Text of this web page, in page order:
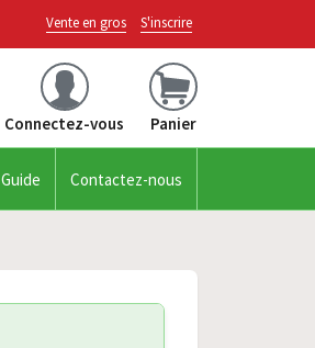
Vente en gros S'inscrire
Connectez-vous Panier
Guide Contactez-nous